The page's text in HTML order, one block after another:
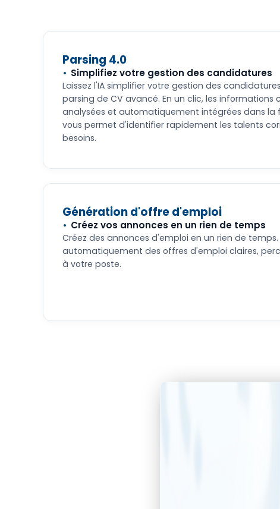
Parsing 4.0
Simplifiez votre gestion des candidatures
Laissez l'IA simplifier votre gestion des
parsing de CV avancé. En un clic, les informations
analysées et automatiquement intégrées dans la
vous permet d'identifier rapidement les talents
besoins.
Génération d'offre d'emploi
Créez vos annonces en un rien de temps
Créez des annonces d'emploi en un rien de temps.
automatiquement des offres d'emploi claires,
à votre poste.